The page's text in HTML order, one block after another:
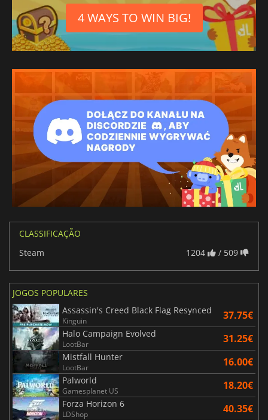
4 WAYS TO WIN BIG!
CLASSIFICAÇÃO
Steam
1204 / 509
JOGOS POPULARES
Assassin's Creed Black Flag Resynced
Kinguin 37.75€
Halo Campaign Evolved
LootBar 31.25€
Mistfall Hunter
LootBar 16.00€
Palworld
Gamesplanet US 18.20€
Forza Horizon 6
LDShop 40.35€